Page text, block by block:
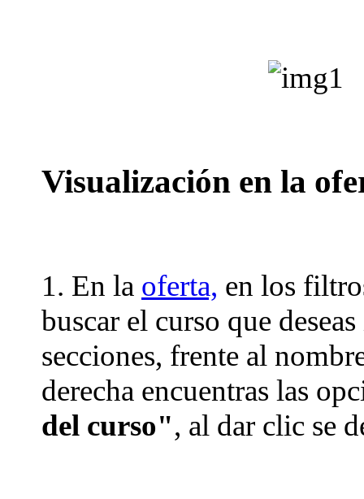
Visualización en la
1. En la oferta, en los
buscar el curso que
secciones, frente al
derecha encuentras las
del curso", al dar clic se